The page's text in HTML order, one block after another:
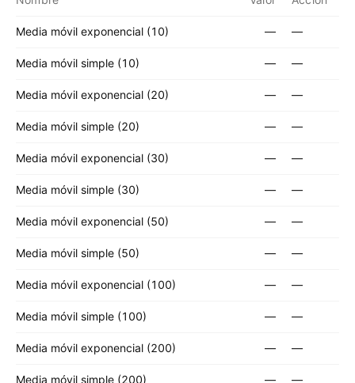
Media móvil exponencial (10) — —
Media móvil simple (10) — —
Media móvil exponencial (20) — —
Media móvil simple (20) — —
Media móvil exponencial (30) — —
Media móvil simple (30) — —
Media móvil exponencial (50) — —
Media móvil simple (50) — —
Media móvil exponencial (100) — —
Media móvil simple (100) — —
Media móvil exponencial (200) — —
Media móvil simple (200) — —